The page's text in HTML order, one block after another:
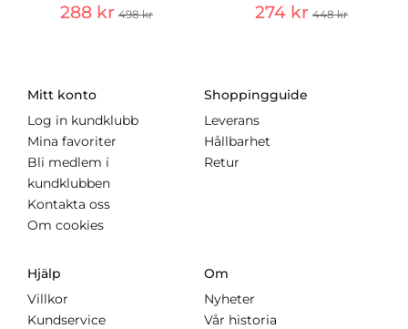
288 kr 498 kr 274 kr 448 kr
Mitt konto
Log in kundklubb
Mina favoriter
Bli medlem i
kundklubben
Kontakta oss
Om cookies
Shoppingguide
Leverans
Hållbarhet
Retur
Hjälp
Villkor
Kundservice
Om
Nyheter
Vår historia